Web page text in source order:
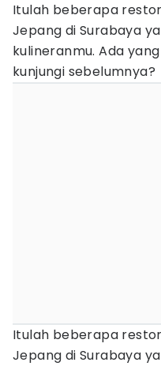
Itulah beberapa
Jepang di Surabaya
kulineranmu. Ada
kunjungi sebelumnya?
Itulah beberapa
Jepang di Surabaya